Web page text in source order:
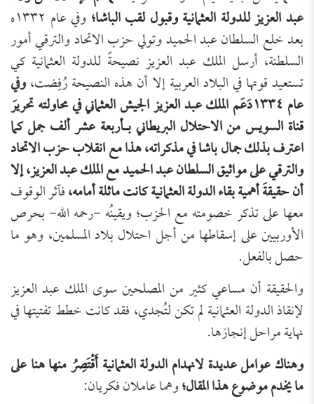
عبد العزيز للدولة العثمانية وقبول لقب الباشا؛ وفي عام ١٣٣٢ه
بعد خلع السلطان عبد الحميد وتولي حزب الاتحاد والترقي أمور
السلطنة، أرسل الملك عبد العزيز نصيحةً للدولة العثمانية كي
تستعيد قوتها في البلاد العربية إلا أن هذه النصيحة رُفِضت،وفي
عام ١٣٣٤دَعَم الملك عبد العزيز الجيش العثماني في محاولته تحريرَ
قناة السويس من الاحتلال البريطاني بـأربعة عشر ألف جمل كما
اعترف بذلك جمال باشا في مذكراته، هذا مع انقلاب حزب الاتحاد
والترقي على مواثيق السلطان عبد الحميد مع الملك عبد العزيز، إلا
أن حقيقةَ أهمية بقاء الدولة العثمانية كانت ماثلة أمامه،فآثر الوقوف
معها على تذكر خصومته مع الحزب؛ ويقينُه -رحمه الله- بحرص
الأوربيين على إسقاطها من أجل احتلال بلاد المسلمين، وهو ما
حصل بالفعل.
والحقيقة أن مساعي كثير من المصلحين سوى الملك عبد العزيز
لإنقاذ الدولة العثمانية لم تكن لتُجدي، فقد كانت خطط تفتيتها في
نهاية مراحل إنجازها.
وهناك عوامل عديدة لانهدام الدولة العثمانية أَقْتَصِرُ منها هنا على
ما يخدم موضوع هذا المقال؛وهما عاملان فكريان: